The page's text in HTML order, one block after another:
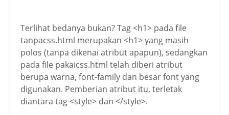
Terlihat bedanya bukan? Tag <h1> pada file
tanpacss.html merupakan <h1> yang masih
polos (tanpa dikenai atribut apapun), sedangkan
pada file pakaicss.html telah diberi atribut
berupa warna, font-family dan besar font yang
digunakan. Pemberian atribut itu, terletak
diantara tag <style> dan </style>.